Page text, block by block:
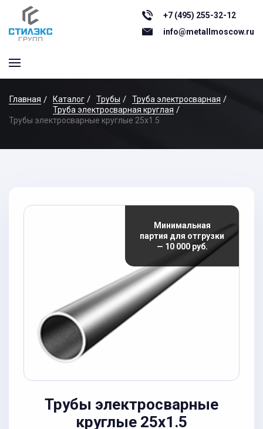
+7 (495) 255-32-12
info@metallmoscow.ru
Главная Каталог Трубы
Труба электросварная
Труба электросварная круглая
Трубы электросварные круглые 25x1.5
Минимальная
партия для отгрузки
— 10 000 руб.
Трубы электросварные
круглые 25x1.5